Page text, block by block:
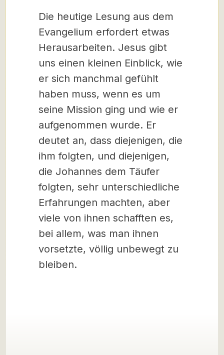
Die heutige Lesung aus dem
Evangelium erfordert etwas
Herausarbeiten. Jesus gibt
uns einen kleinen Einblick, wie
er sich manchmal gefühlt
haben muss, wenn es um
seine Mission ging und wie er
aufgenommen wurde. Er
deutet an, dass diejenigen, die
ihm folgten, und diejenigen,
die Johannes dem Täufer
folgten, sehr unterschiedliche
Erfahrungen machten, aber
viele von ihnen schafften es,
bei allem, was man ihnen
vorsetzte, völlig unbewegt zu
bleiben.